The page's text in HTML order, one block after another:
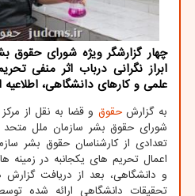
چهار گزارشگر ویژه شورای
ابراز نگرانی درباب اثر منفی
علمی و کارهای دانشگاهی،
به گزارشحقوق و قضا به نقل از
شورای حقوق بشر سازمان ملل متحد
تعدادی از کارشناسان حقوق بشر
اعمال تحریم های یکجانبه در زمینه
و دانشگاهی، بعد از دریافت
تحقیقات دانشگاهی ارائه شده